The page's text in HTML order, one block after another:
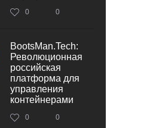
0 0
BootsMan.Tech:
Революционная
российская
платформа для
управления
контейнерами
0 0